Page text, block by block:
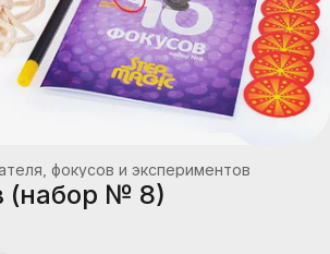
фокусов и экспериментов
творчество
›
(набор № 8)